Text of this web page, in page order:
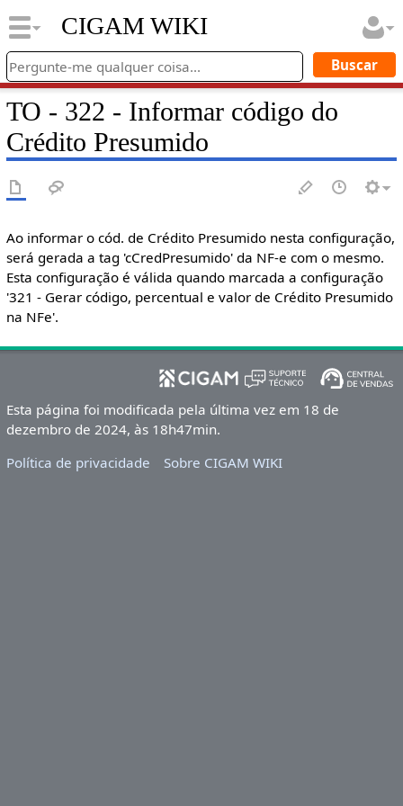
CIGAM WIKI
TO - 322 - Informar código do
Crédito Presumido
Ao informar o cód. de Crédito Presumido nesta configuração,
será gerada a tag 'cCredPresumido' da NF-e com o mesmo.
Esta configuração é válida quando marcada a configuração
'321 - Gerar código, percentual e valor de Crédito Presumido
na NFe'.
Esta página foi modificada pela última vez em 18 de
dezembro de 2024, às 18h47min.
Política de privacidade
Sobre CIGAM WIKI